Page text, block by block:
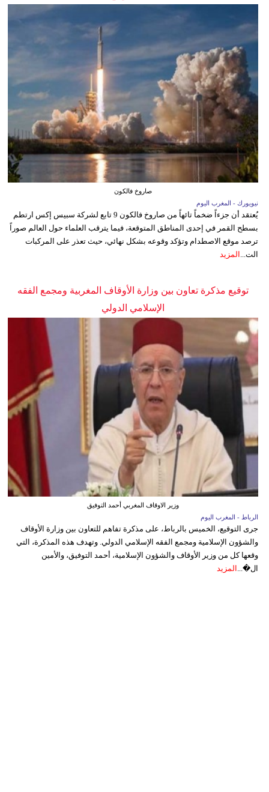
صاروخ فالكون
نيويورك - المغرب اليوم
يُعتقد أن جزءاً ضخماً تائهاً من صاروخ فالكون 9 تابع لشركة سبيس إكس ارتطم
بسطح القمر في إحدى المناطق المتوقعة، فيما يترقب العلماء حول العالم صوراً
ترصد موقع الاصطدام وتؤكد وقوعه بشكل نهائي، حيث تعذر على المركبات
الت... المزيد
توقيع مذكرة تعاون بين وزارة الأوقاف المغربية ومجمع الفقه
الإسلامي الدولي
وزير الاوقاف المغربي أحمد التوفيق
الرباط - المغرب اليوم
جرى التوقيع، الخميس بالرباط، على مذكرة تفاهم للتعاون بين وزارة الأوقاف
والشؤون الإسلامية ومجمع الفقه الإسلامي الدولي. وتهدف هذه المذكرة، التي
وقعها كل من وزير الأوقاف والشؤون الإسلامية، أحمد التوفيق، والأمين
ال�... المزيد